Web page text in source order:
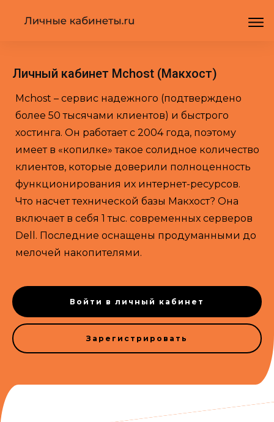
Личный кабинет Mchost (Макхост)
Mchost – сервис надежного (подтверждено
более 50 тысячами клиентов) и быстрого
хостинга. Он работает с 2004 года, поэтому
имеет в «копилке» такое солидное количество
клиентов, которые доверили полноценность
функционирования их интернет-ресурсов.
Что насчет технической базы Макхост? Она
включает в себя 1 тыс. современных серверов
Dell. Последние оснащены продуманными до
мелочей накопителями.
Войти в личный кабинет
Зарегистрировать